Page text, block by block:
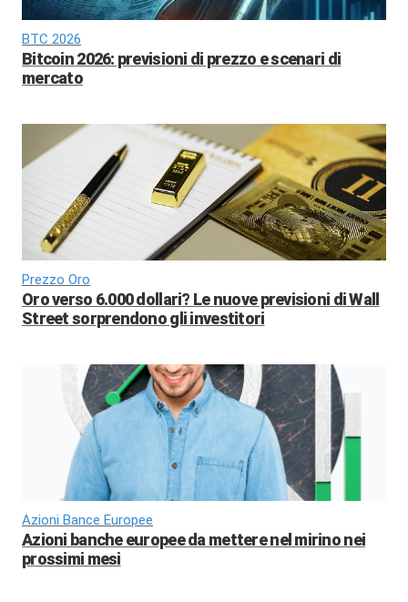
BTC 2026
Bitcoin 2026: previsioni di prezzo e scenari di
mercato
Prezzo Oro
Oro verso 6.000 dollari? Le nuove previsioni di Wall
Street sorprendono gli investitori
Azioni Bance Europee
Azioni banche europee da mettere nel mirino nei
prossimi mesi